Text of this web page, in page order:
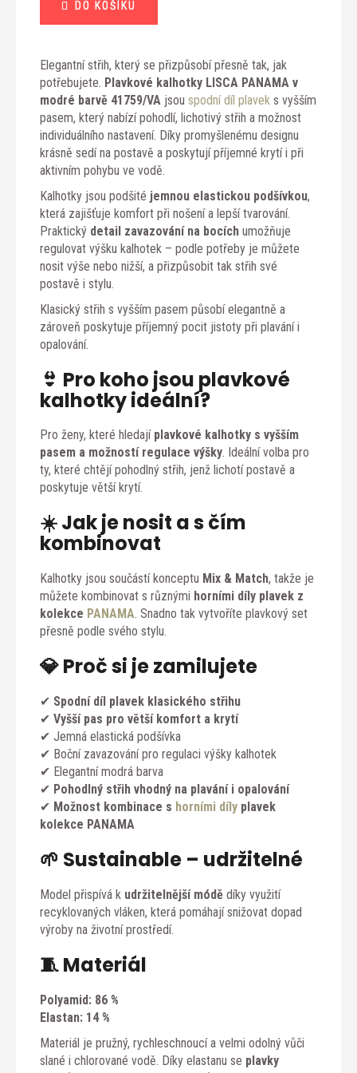
DO KOŠÍKU
Elegantní střih, který se přizpůsobí přesně tak, jak
potřebujete. Plavkové kalhotky LISCA PANAMA v
modré barvě 41759/VA jsou spodní díl plavek s vyšším
pasem, který nabízí pohodlí, lichotivý střih a možnost
individuálního nastavení. Díky promyšlenému designu
krásně sedí na postavě a poskytují příjemné krytí i při
aktivním pohybu ve vodě.
Kalhotky jsou podšité jemnou elastickou podšívkou,
která zajišťuje komfort při nošení a lepší tvarování.
Praktický detail zavazování na bocích umožňuje
regulovat výšku kalhotek – podle potřeby je můžete
nosit výše nebo nižší, a přizpůsobit tak střih své
postavě i stylu.
Klasický střih s vyšším pasem působí elegantně a
zároveň poskytuje příjemný pocit jistoty při plavání i
opalování.
👙 Pro koho jsou plavkové
kalhotky ideální?
Pro ženy, které hledají plavkové kalhotky s vyšším
pasem a možností regulace výšky. Ideální volba pro
ty, které chtějí pohodlný střih, jenž lichotí postavě a
poskytuje větší krytí.
☀️ Jak je nosit a s čím
kombinovat
Kalhotky jsou součástí konceptu Mix & Match, takže je
můžete kombinovat s různými horními díly plavek z
kolekce PANAMA. Snadno tak vytvoříte plavkový set
přesně podle svého stylu.
💎 Proč si je zamilujete
✔ Spodní díl plavek klasického střihu
✔ Vyšší pas pro větší komfort a krytí
✔ Jemná elastická podšívka
✔ Boční zavazování pro regulaci výšky kalhotek
✔ Elegantní modrá barva
✔ Pohodlný střih vhodný na plavání i opalování
✔ Možnost kombinace s horními díly plavek
kolekce PANAMA
🌱 Sustainable – udržitelné
Model přispívá k udržitelnější módě díky využití
recyklovaných vláken, která pomáhají snižovat dopad
výroby na životní prostředí.
🧵 Materiál
Polyamid: 86 %
Elastan: 14 %
Materiál je pružný, rychleschnoucí a velmi odolný vůči
slané i chlorované vodě. Díky elastanu se plavky